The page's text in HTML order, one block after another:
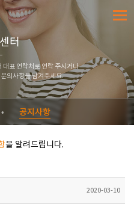
전체
터
대표 연락처로 연락 주시거나
의사항을 남겨주세요.
공지사항
을 알려드립니다.
2020-03-10